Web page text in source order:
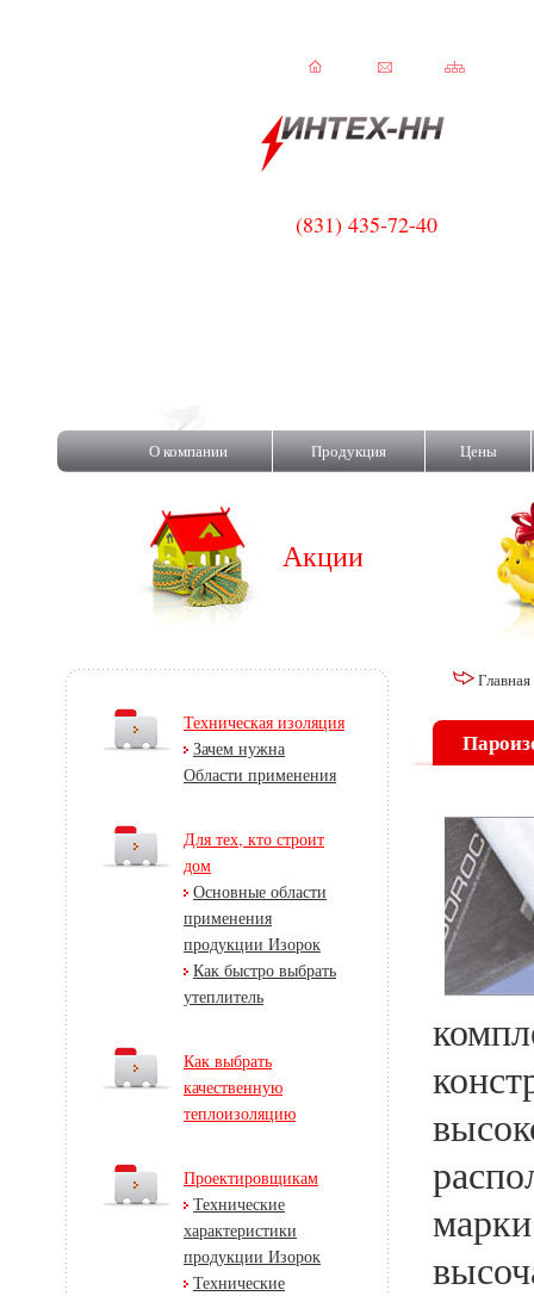
(831) 435-72-40
О компании Продукция Цены
Акции
Техническая изоляция
Зачем нужна
Области применения
Для тех, кто строит
дом
Основные области
применения
продукции Изорок
Как быстро выбрать
утеплитель
Как выбрать
качественную
теплоизоляцию
Проектировщикам
Технические
характеристики
продукции Изорок
Технические
Главная